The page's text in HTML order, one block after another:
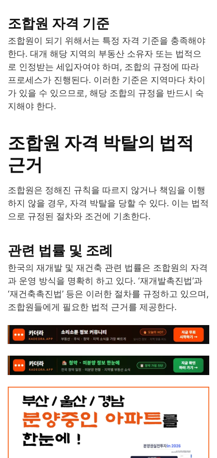
조합원 자격 기준
조합원이 되기 위해서는 특정 자격 기준을 충족해야
한다. 대개 해당 지역의 부동산 소유자 또는 법적으
로 인정받는 세입자여야 하며, 조합의 규정에 따라
프로세스가 진행된다. 이러한 기준은 지역마다 차이
가 있을 수 있으므로, 해당 조합의 규정을 반드시 숙
지해야 한다.
조합원 자격 박탈의 법적
근거
조합원은 정해진 규칙을 따르지 않거나 책임을 이행
하지 않을 경우, 자격 박탈을 당할 수 있다. 이는 법적
으로 규정된 절차와 조건에 기초한다.
관련 법률 및 조례
한국의 재개발 및 재건축 관련 법률은 조합원의 자격
과 운영 방식을 명확히 하고 있다. ‘재개발촉진법’과
‘재건축촉진법’ 등은 이러한 절차를 규정하고 있으며,
조합원들에게 필요한 법적 근거를 제공한다.